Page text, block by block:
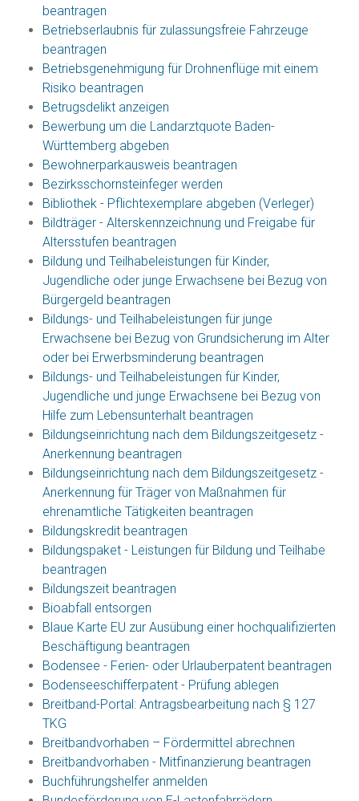
beantragen
Betriebserlaubnis für zulassungsfreie Fahrzeuge
beantragen
Betriebsgenehmigung für Drohnenflüge mit einem
Risiko beantragen
Betrugsdelikt anzeigen
Bewerbung um die Landarztquote Baden-
Württemberg abgeben
Bewohnerparkausweis beantragen
Bezirksschornsteinfeger werden
Bibliothek - Pflichtexemplare abgeben (Verleger)
Bildträger - Alterskennzeichnung und Freigabe für
Altersstufen beantragen
Bildung und Teilhabeleistungen für Kinder,
Jugendliche oder junge Erwachsene bei Bezug von
Bürgergeld beantragen
Bildungs- und Teilhabeleistungen für junge
Erwachsene bei Bezug von Grundsicherung im Alter
oder bei Erwerbsminderung beantragen
Bildungs- und Teilhabeleistungen für Kinder,
Jugendliche und junge Erwachsene bei Bezug von
Hilfe zum Lebensunterhalt beantragen
Bildungseinrichtung nach dem Bildungszeitgesetz -
Anerkennung beantragen
Bildungseinrichtung nach dem Bildungszeitgesetz -
Anerkennung für Träger von Maßnahmen für
ehrenamtliche Tätigkeiten beantragen
Bildungskredit beantragen
Bildungspaket - Leistungen für Bildung und Teilhabe
beantragen
Bildungszeit beantragen
Bioabfall entsorgen
Blaue Karte EU zur Ausübung einer hochqualifizierten
Beschäftigung beantragen
Bodensee - Ferien- oder Urlauberpatent beantragen
Bodenseeschifferpatent - Prüfung ablegen
Breitband-Portal: Antragsbearbeitung nach § 127
TKG
Breitbandvorhaben – Fördermittel abrechnen
Breitbandvorhaben - Mitfinanzierung beantragen
Buchführungshelfer anmelden